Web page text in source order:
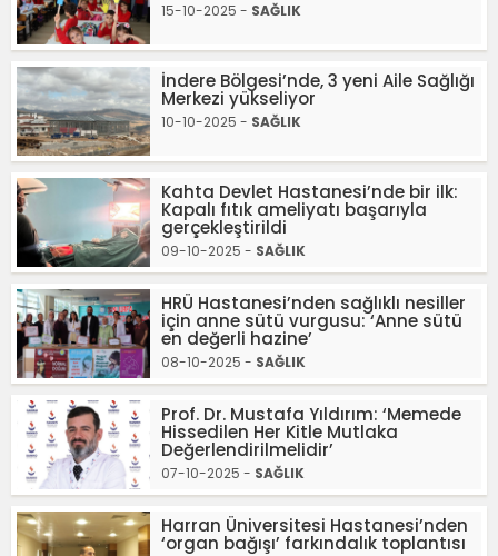
15-10-2025 - SAĞLIK
İndere Bölgesi’nde, 3 yeni Aile Sağlığı
Merkezi yükseliyor
10-10-2025 - SAĞLIK
Kahta Devlet Hastanesi’nde bir ilk:
Kapalı fıtık ameliyatı başarıyla
gerçekleştirildi
09-10-2025 - SAĞLIK
HRÜ Hastanesi’nden sağlıklı nesiller
için anne sütü vurgusu: ‘Anne sütü
en değerli hazine’
08-10-2025 - SAĞLIK
Prof. Dr. Mustafa Yıldırım: ‘Memede
Hissedilen Her Kitle Mutlaka
Değerlendirilmelidir’
07-10-2025 - SAĞLIK
Harran Üniversitesi Hastanesi’nden
‘organ bağışı’ farkındalık toplantısı